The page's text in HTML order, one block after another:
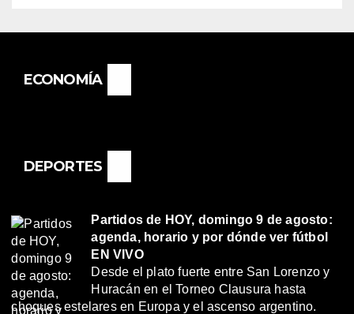
ECONOMÍA
DEPORTES
Partidos de HOY, domingo 9 de agosto:
agenda, horario y por dónde ver fútbol
EN VIVO
Desde el plato fuerte entre San Lorenzo y
Huracán en el Torneo Clausura hasta
choques estelares en Europa y el ascenso argentino.